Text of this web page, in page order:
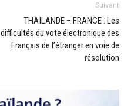
Suivant
THAÏLANDE – FRANCE : Les
difficultés du vote électronique des
Français de l’étranger en voie de
résolution